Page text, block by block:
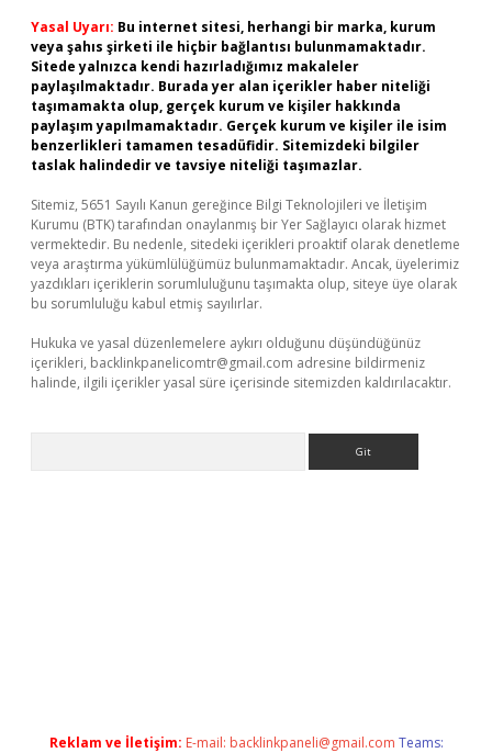
Yasal Uyarı: Bu internet sitesi, herhangi bir marka, kurum
veya şahıs şirketi ile hiçbir bağlantısı bulunmamaktadır.
Sitede yalnızca kendi hazırladığımız makaleler
paylaşılmaktadır. Burada yer alan içerikler haber niteliği
taşımamakta olup, gerçek kurum ve kişiler hakkında
paylaşım yapılmamaktadır. Gerçek kurum ve kişiler ile isim
benzerlikleri tamamen tesadüfidir. Sitemizdeki bilgiler
taslak halindedir ve tavsiye niteliği taşımazlar.
Sitemiz, 5651 Sayılı Kanun gereğince Bilgi Teknolojileri ve İletişim
Kurumu (BTK) tarafından onaylanmış bir Yer Sağlayıcı olarak hizmet
vermektedir. Bu nedenle, sitedeki içerikleri proaktif olarak denetleme
veya araştırma yükümlülüğümüz bulunmamaktadır. Ancak, üyelerimiz
yazdıkları içeriklerin sorumluluğunu taşımakta olup, siteye üye olarak
bu sorumluluğu kabul etmiş sayılırlar.
Hukuka ve yasal düzenlemelere aykırı olduğunu düşündüğünüz
içerikleri, backlinkpanelicomtr@gmail.com adresine bildirmeniz
halinde, ilgili içerikler yasal süre içerisinde sitemizden kaldırılacaktır.
Reklam ve İletişim: E-mail: backlinkpaneli@gmail.com Teams: